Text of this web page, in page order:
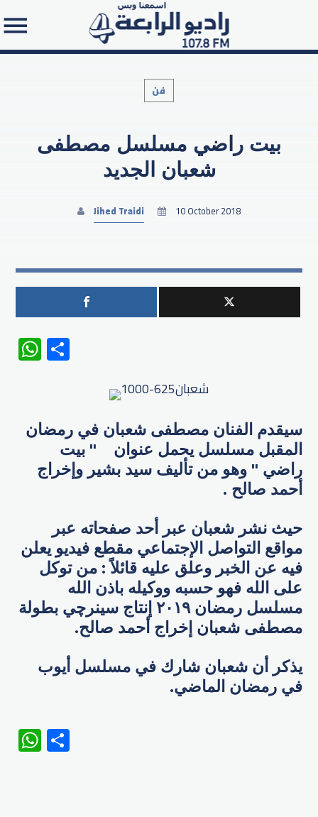
Search in the website:
فن
بيت راضي مسلسل مصطفى
شعبان الجديد
Jihed Traidi 10 October 2018
WhatsApp
سيقدم الفنان مصطفى شعبان في رمضان
المقبل مسلسل يحمل عنوان " ​بيت
راضي​ " وهو من تأليف سيد بشير وإخراج
أحمد صالح .
حيث نشر شعبان عبر أحد صفحاته عبر
مواقع التواصل الإجتماعي مقطع فيديو يعلن
فيه عن الخبر وعلق عليه قائلاً : من توكل
على الله فهو حسبه ووكيله باذن الله
مسلسل رمضان ٢٠١٩ إنتاج سينرچي بطولة
مصطفى شعبان إخراج أحمد صالح.
يذكر أن شعبان شارك في مسلسل أيوب
في رمضان الماضي.
WhatsApp